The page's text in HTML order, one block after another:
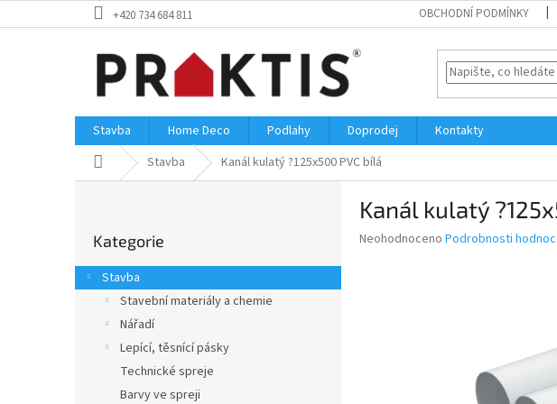
na
+420 734 684 811 OBCHODNÍ PODMÍNKY
Stavba Home Deco Podlahy Doprodej
Kontakty
Domů Stavba Kanál kulatý ?125x500 PVC bílá
r
a
kategorie
Kategorie
Stavba
Stavební materiály a chemie
Nářadí
Lepící, těsnící pásky
Technické spreje
Barvy ve spreji
Kanál kulatý
Průměrné
Neohodnoceno Podrobnosti